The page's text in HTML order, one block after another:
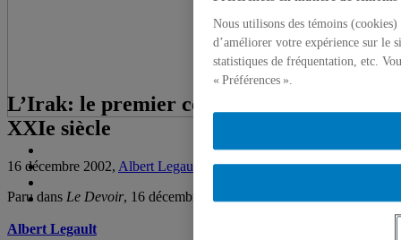
L’Irak: le premier conflit géopolitique du
XXIe siècle
16 décembre 2002, Albert Legault
Paru dans Le Devoir, 16 décembre 2002, p.A-7
Albert Legault
Nous utilisons des témoins
d’améliorer votre expérience sur le
statistiques de fréquentation, etc.
« Préférences ».